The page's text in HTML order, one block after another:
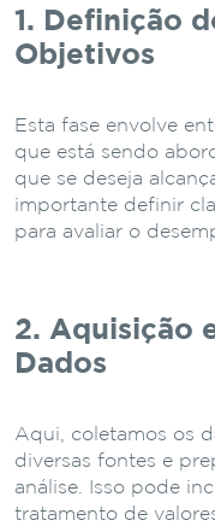
1. Definição
Objetivos
Esta fase envolve
que está sendo
que se deseja
importante definir
para avaliar o
2. Aquisição
Dados
Aqui, coletamos os
diversas fontes e
análise. Isso pode
tratamento de